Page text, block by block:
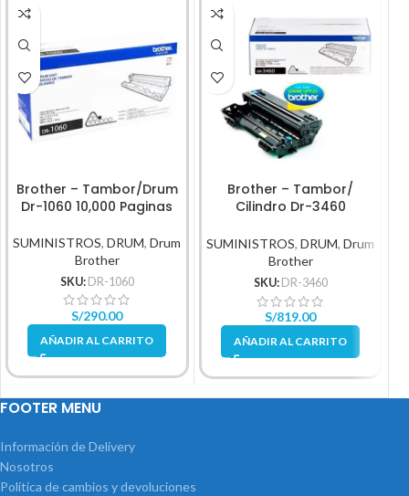
Brother – Tambor/Drum
Dr-1060 10,000 Paginas
SUMINISTROS,DRUM,Drum
Brother
SKU: DR-1060
S/290.00
AÑADIR AL CARRITO
Brother – Tambor/
Cilindro Dr-3460
SUMINISTROS,DRUM,Drum
Brother
SKU: DR-3460
S/819.00
AÑADIR AL CARRITO
FOOTER MENU
Información de Delivery
Nosotros
Política de cambios y devoluciones